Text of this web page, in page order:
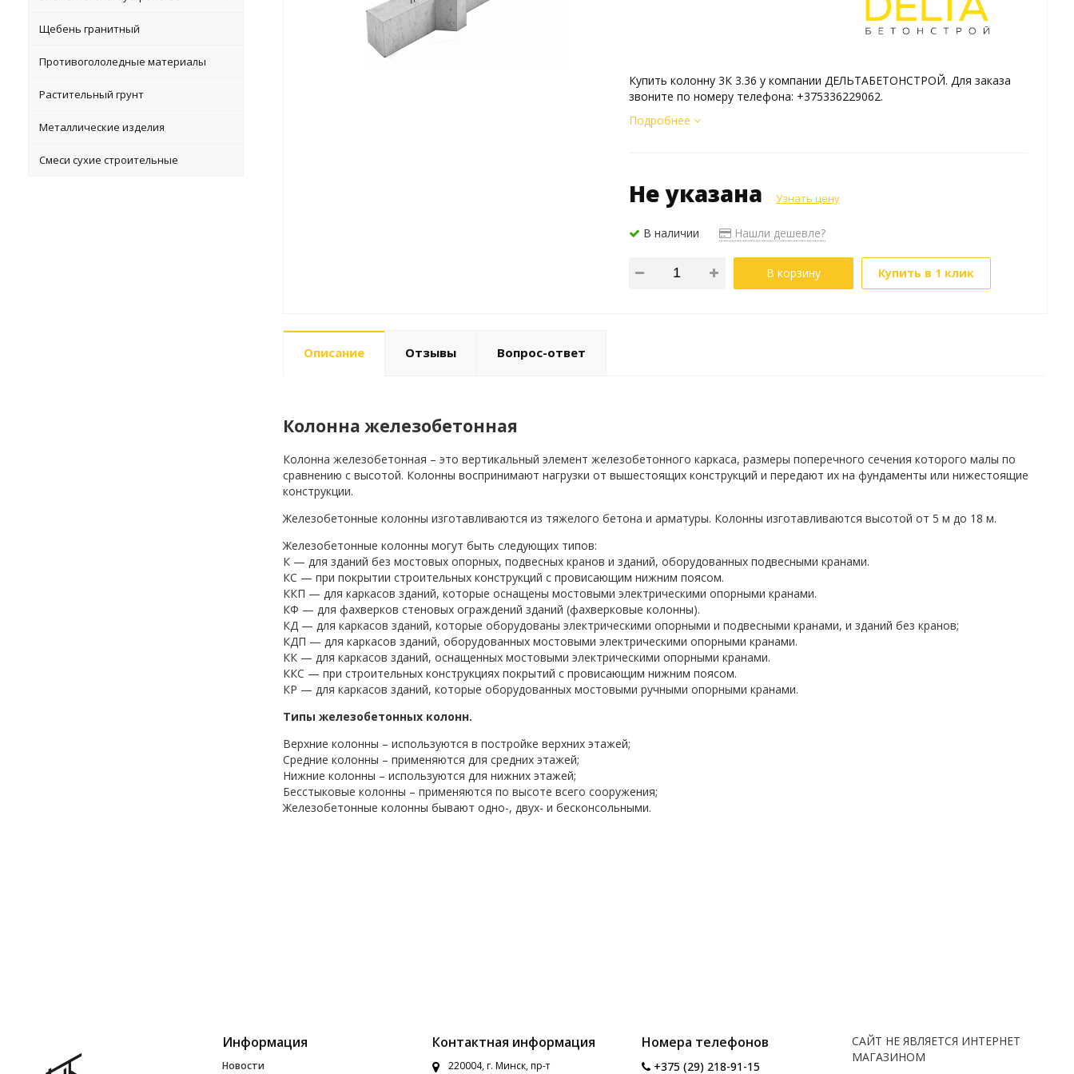
Щебень гранитный
Противогололедные материалы
Растительный грунт
Металлические изделия
Смеси сухие строительные
Купить колонну 3К 3.36 у компании ДЕЛЬТАБЕТОНСТРОЙ. Для заказа
звоните по номеру телефона: +375336229062.
Подробнее
Не указана Узнать цену
В наличии Нашли дешевле?
В корзину Купить в 1 клик
Описание Отзывы Вопрос-ответ
Колонна железобетонная
Колонна железобетонная – это вертикальный элемент железобетонного каркаса, размеры поперечного сечения которого малы по
сравнению с высотой. Колонны воспринимают нагрузки от вышестоящих конструкций и передают их на фундаменты или нижестоящие
конструкции.
Железобетонные колонны изготавливаются из тяжелого бетона и арматуры. Колонны изготавливаются высотой от 5 м до 18 м.
Железобетонные колонны могут быть следующих типов:
К — для зданий без мостовых опорных, подвесных кранов и зданий, оборудованных подвесными кранами.
КС — при покрытии строительных конструкций с провисающим нижним поясом.
ККП — для каркасов зданий, которые оснащены мостовыми электрическими опорными кранами.
КФ — для фахверков стеновых ограждений зданий (фахверковые колонны).
КД — для каркасов зданий, которые оборудованы электрическими опорными и подвесными кранами, и зданий без кранов;
КДП — для каркасов зданий, оборудованных мостовыми электрическими опорными кранами.
КК — для каркасов зданий, оснащенных мостовыми электрическими опорными кранами.
ККС — при строительных конструкциях покрытий с провисающим нижним поясом.
КР — для каркасов зданий, которые оборудованных мостовыми ручными опорными кранами.
Типы железобетонных колонн.
Верхние колонны – используются в постройке верхних этажей;
Средние колонны – применяются для средних этажей;
Нижние колонны – используются для нижних этажей;
Бесстыковые колонны – применяются по высоте всего сооружения;
Железобетонные колонны бывают одно-, двух- и бесконсольными.
Информация
Новости
Контактная информация
220004, г. Минск, пр-т
Номера телефонов
+375 (29) 218-91-15
САЙТ НЕ ЯВЛЯЕТСЯ ИНТЕРНЕТ
МАГАЗИНОМ